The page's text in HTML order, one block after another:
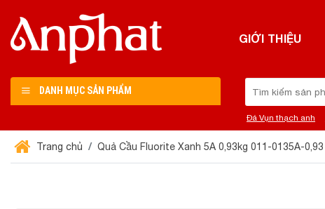
đến
nội
GIỚI THIỆU
DANH MỤC SẢN PHẨM
kiếm:
Đá Vụn thạch anh
Trang chủ Quả Cầu Fluorite Xanh 5A 0,93kg 011-0135A-0,93